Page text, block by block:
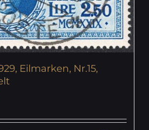
Eilmarken, Nr.15,